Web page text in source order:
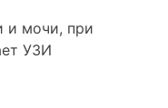
и мочи, при
УЗИ